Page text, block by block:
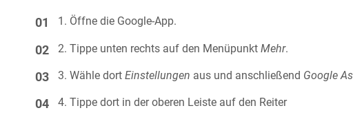
Öffne die Google-App.
Tippe unten rechts auf den MenüpunktMehr.
Wähle dortEinstellungen aus und anschließend Google
Tippe dort in der oberen Leiste auf den Reiter